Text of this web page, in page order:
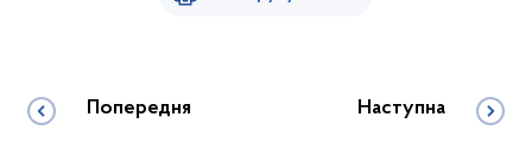
Попередня Наступна